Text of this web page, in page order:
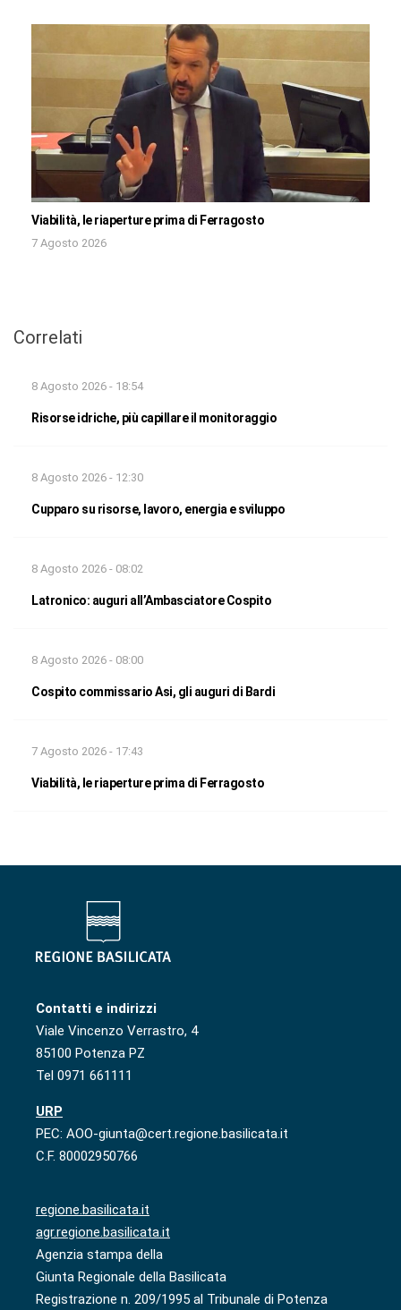
Viabilità, le riaperture prima di Ferragosto
7 Agosto 2026
Correlati
8 Agosto 2026 - 18:54
Risorse idriche, più capillare il monitoraggio
8 Agosto 2026 - 12:30
Cupparo su risorse, lavoro, energia e sviluppo
8 Agosto 2026 - 08:02
Latronico: auguri all’Ambasciatore Cospito
8 Agosto 2026 - 08:00
Cospito commissario Asi, gli auguri di Bardi
7 Agosto 2026 - 17:43
Viabilità, le riaperture prima di Ferragosto
Contatti e indirizzi
Viale Vincenzo Verrastro, 4
85100 Potenza PZ
Tel 0971 661111
URP
PEC: AOO-giunta@cert.regione.basilicata.it
C.F. 80002950766
regione.basilicata.it
agr.regione.basilicata.it
Agenzia stampa della
Giunta Regionale della Basilicata
Registrazione n. 209/1995 al Tribunale di Potenza